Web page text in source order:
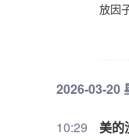
放因
2026-03-20
10:29 美的